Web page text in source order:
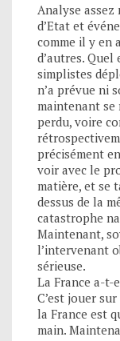
Analyse
d’Etat et
comme il y en
d’autres.
simplistes
n’a prévue ni
maintenant
perdu, voire
précisément
voir avec le
matière, et se
dessus de la
catastrophe
Maintenant,
l’intervenant
sérieuse.
La France a-t-
C’est jouer
la France est
main.